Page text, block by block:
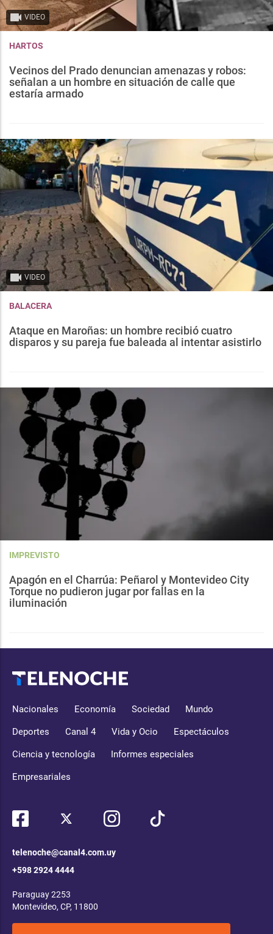
VIDEO
HARTOS
Vecinos del Prado denuncian amenazas y robos:
señalan a un hombre en situación de calle que
estaría armado
VIDEO
BALACERA
Ataque en Maroñas: un hombre recibió cuatro
disparos y su pareja fue baleada al intentar asistirlo
IMPREVISTO
Apagón en el Charrúa: Peñarol y Montevideo City
Torque no pudieron jugar por fallas en la
iluminación
Nacionales Economía Sociedad Mundo
Deportes Canal 4 Vida y Ocio Espectáculos
Ciencia y tecnología Informes especiales
Empresariales
telenoche@canal4.com.uy
+598 2924 4444
Paraguay 2253
Montevideo, CP, 11800